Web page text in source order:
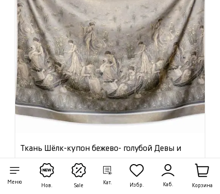
Меню
Нов. Sale
Кат. Избр. Каб. Корзина
Ткань Шёлк-купон бежево- голубой Девы и
лебеди 46856
Цена: 6 200 ₽